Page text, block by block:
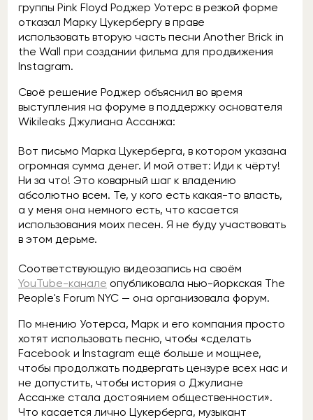
группы Pink Floyd Роджер Уотерс в резкой форме
отказал Марку Цукербергу в праве
использовать вторую часть песни Another Brick in
the Wall при создании фильма для продвижения
Instagram.
Своё решение Роджер объяснил во время
выступления на форуме в поддержку основателя
Wikileaks Джулиана Ассанжа:
Вот письмо Марка Цукерберга, в котором указана
огромная сумма денег. И мой ответ: Иди к чёрту!
Ни за что! Это коварный шаг к владению
абсолютно всем. Те, у кого есть какая-то власть,
а у меня она немного есть, что касается
использования моих песен. Я не буду участвовать
в этом дерьме.
Соответствующую видеозапись на своём
YouTube-канале опубликовала нью-йоркская The
People's Forum NYC — она организовала форум.
По мнению Уотерса, Марк и его компания просто
хотят использовать песню, чтобы «сделать
Facebook и Instagram ещё больше и мощнее,
чтобы продолжать подвергать цензуре всех нас и
не допустить, чтобы история о Джулиане
Ассанже стала достоянием общественности».
Что касается лично Цукерберга, музыкант